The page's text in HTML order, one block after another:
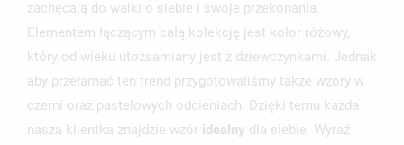
zachęcają do walki o siebie i swoje przekonania.
Elementem łączącym całą kolekcję jest kolor różowy,
który od wieku utożsamiany jest z dziewczynkami. Jednak
aby przełamać ten trend przygotowaliśmy także wzory w
czerni oraz pastelowych odcieniach. Dzięki temu każda
nasza klientka znajdzie wzór idealny dla siebie. Wyraź